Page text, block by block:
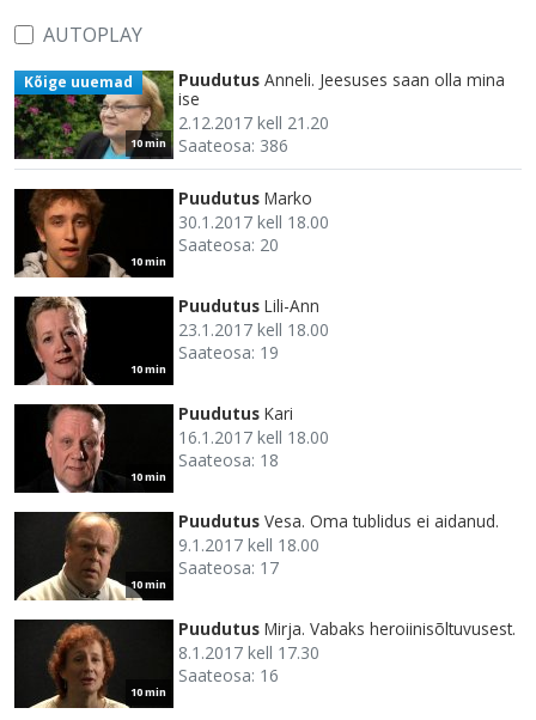
AUTOPLAY
10 min
Kõige uuemad Puudutus Anneli. Jeesuses saan olla mina
ise
2.12.2017 kell 21.20
Saateosa: 386
10 min
Puudutus Marko
30.1.2017 kell 18.00
Saateosa: 20
10 min
Puudutus Lili-Ann
23.1.2017 kell 18.00
Saateosa: 19
10 min
Puudutus Kari
16.1.2017 kell 18.00
Saateosa: 18
10 min
Puudutus Vesa. Oma tublidus ei aidanud.
9.1.2017 kell 18.00
Saateosa: 17
10 min
Puudutus Mirja. Vabaks heroiinisõltuvusest.
8.1.2017 kell 17.30
Saateosa: 16